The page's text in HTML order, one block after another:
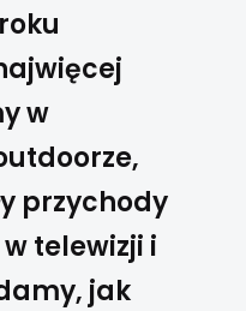
w
przychody
telewizji i
jak